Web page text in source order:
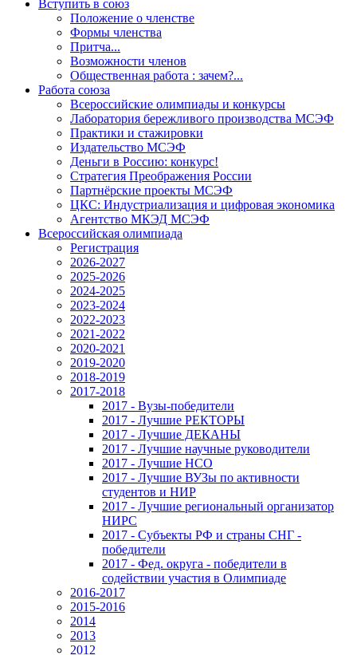
Вступить в союз
Положение о членстве
Формы членства
Притча...
Возможности членов
Общественная работа : зачем?...
Работа союза
Всероссийские олимпиады и конкурсы
Лаборатория бережливого производства МСЭФ
Практики и стажировки
Издательство МСЭФ
Деньги в Россию: конкурс!
Стратегия Преображения России
Партнёрские проекты МСЭФ
ЦКС: Индустриализация и цифровая экономика
Агентство МКЭД МСЭФ
Всероссийская олимпиада
Регистрация
2026-2027
2025-2026
2024-2025
2023-2024
2022-2023
2021-2022
2020-2021
2019-2020
2018-2019
2017-2018
2017 - Вузы-победители
2017 - Лучшие РЕКТОРЫ
2017 - Лучшие ДЕКАНЫ
2017 - Лучшие научные руководители
2017 - Лучшие НСО
2017 - Лучшие ВУЗы по активности
студентов и НИР
2017 - Лучшие региональный организатор
НИРС
2017 - Субъекты РФ и страны СНГ -
победители
2017 - Фед. округа - победители в
содействии участия в Олимпиаде
2016-2017
2015-2016
2014
2013
2012